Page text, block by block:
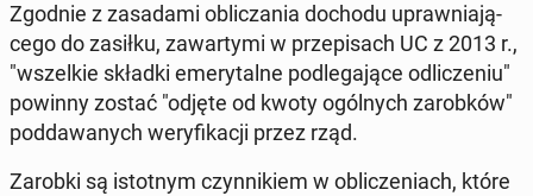
Zgodnie z za­sa­da­mi ob­li­cza­nia dochodu upraw­nia­ją­
ce­go do zasiłku, za­war­ty­mi w prze­pi­sach UC z 2013 r.,
"wszel­kie składki eme­ry­tal­ne pod­le­ga­ją­ce od­li­cze­niu"
powinny zostać "odjęte od kwoty ogól­nych za­rob­ków"
pod­da­wa­nych we­ry­fi­ka­cji przez rząd.
Zarobki są istot­nym czyn­ni­kiem w ob­li­cze­niach, które